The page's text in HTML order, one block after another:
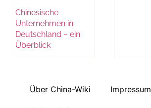
Chinesische
Unternehmen in
Deutschland – ein
Überblick
Über China-Wiki Impressum